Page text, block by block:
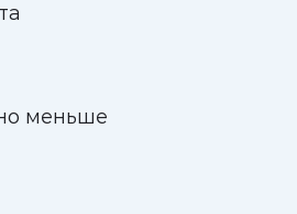
меньше